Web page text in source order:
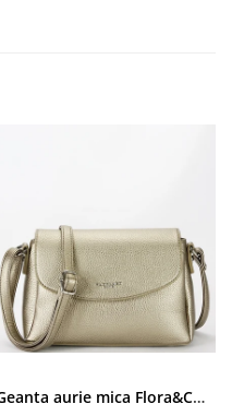
Geanta aurie mica Flora&CO Paris H6930 16